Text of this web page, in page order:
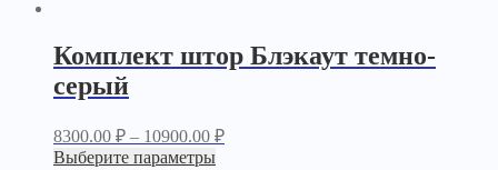
Комплект штор Блэкаут темно-
серый
8300.00 ₽ – 10900.00 ₽
Выберите параметры